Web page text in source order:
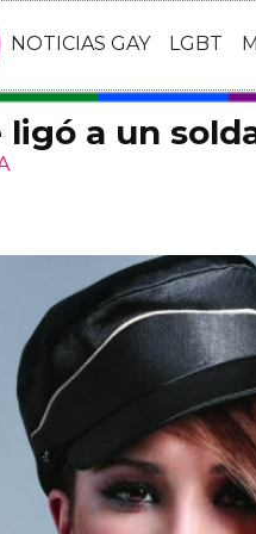
NOTICIAS GAY LGBT
ligó a un